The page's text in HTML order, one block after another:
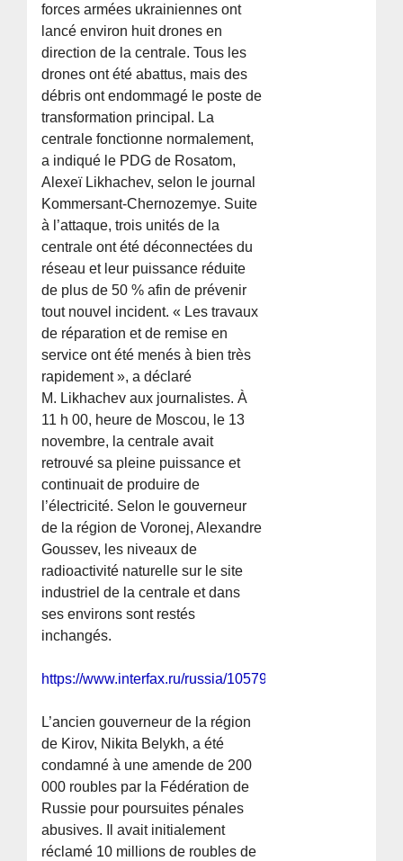
forces armées ukrainiennes ont
lancé environ huit drones en
direction de la centrale. Tous les
drones ont été abattus, mais des
débris ont endommagé le poste de
transformation principal. La
centrale fonctionne normalement,
a indiqué le PDG de Rosatom,
Alexeï Likhachev, selon le journal
Kommersant-Chernozemye. Suite
à l’attaque, trois unités de la
centrale ont été déconnectées du
réseau et leur puissance réduite
de plus de 50 % afin de prévenir
tout nouvel incident. « Les travaux
de réparation et de remise en
service ont été menés à bien très
rapidement », a déclaré
M. Likhachev aux journalistes. À
11 h 00, heure de Moscou, le 13
novembre, la centrale avait
retrouvé sa pleine puissance et
continuait de produire de
l’électricité. Selon le gouverneur
de la région de Voronej, Alexandre
Goussev, les niveaux de
radioactivité naturelle sur le site
industriel de la centrale et dans
ses environs sont restés
inchangés.
https://www.interfax.ru/russia/1057973
L’ancien gouverneur de la région
de Kirov, Nikita Belykh, a été
condamné à une amende de 200
000 roubles par la Fédération de
Russie pour poursuites pénales
abusives. Il avait initialement
réclamé 10 millions de roubles de